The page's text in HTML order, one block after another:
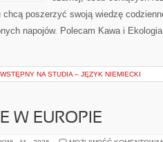
poszerzyć swoją wiedzę
napojów. Polecam Kawa i
NA STUDIA – JĘZYK NIEMIECKI
W EUROPIE